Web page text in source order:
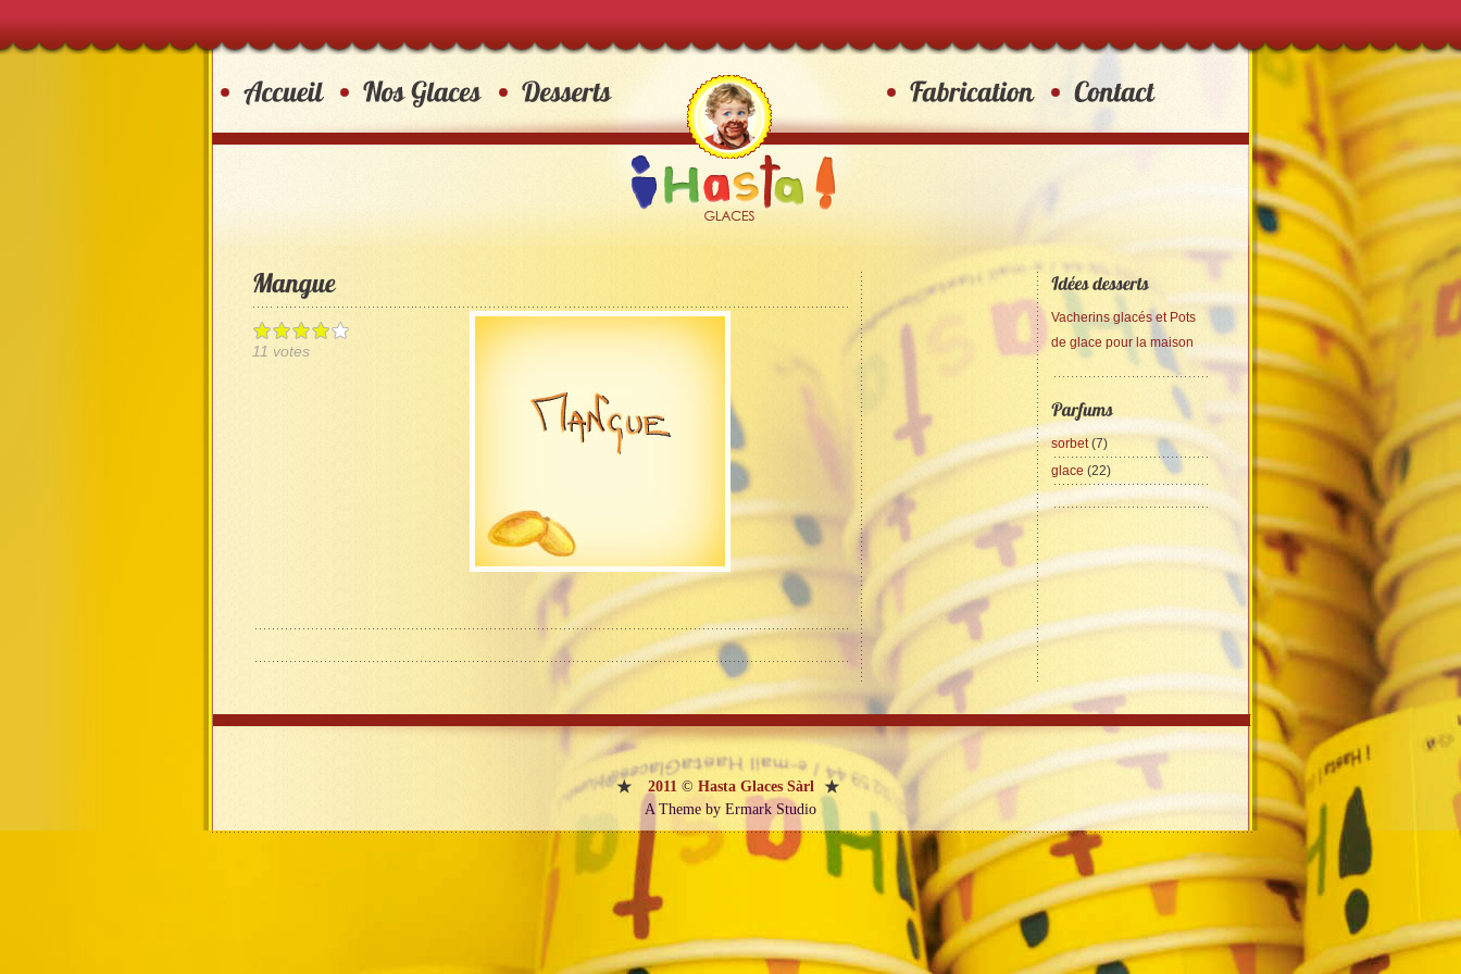
11 votes
Vacherins glacés et Pots
de glace pour la maison
sorbet(7)
glace (22)
2011© Hasta Glaces Sàrl
A Theme by Ermark Studio